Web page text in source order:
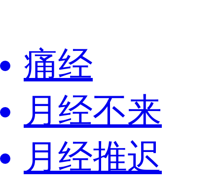
痛经
月经不来
月经推迟